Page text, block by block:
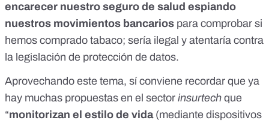
encarecer nuestro seguro de salud espiando
nuestros movimientos bancarios para comprobar si
hemos comprado tabaco; sería ilegal y atentaría contra
la legislación de protección de datos.
Aprovechando este tema, sí conviene recordar que ya
hay muchas propuestas en el sector insurtech que
“monitorizan el estilo de vida(mediante dispositivos